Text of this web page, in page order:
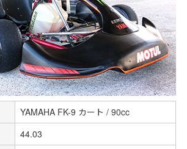
YAMAHA FK-9 カート / 90cc
44.03